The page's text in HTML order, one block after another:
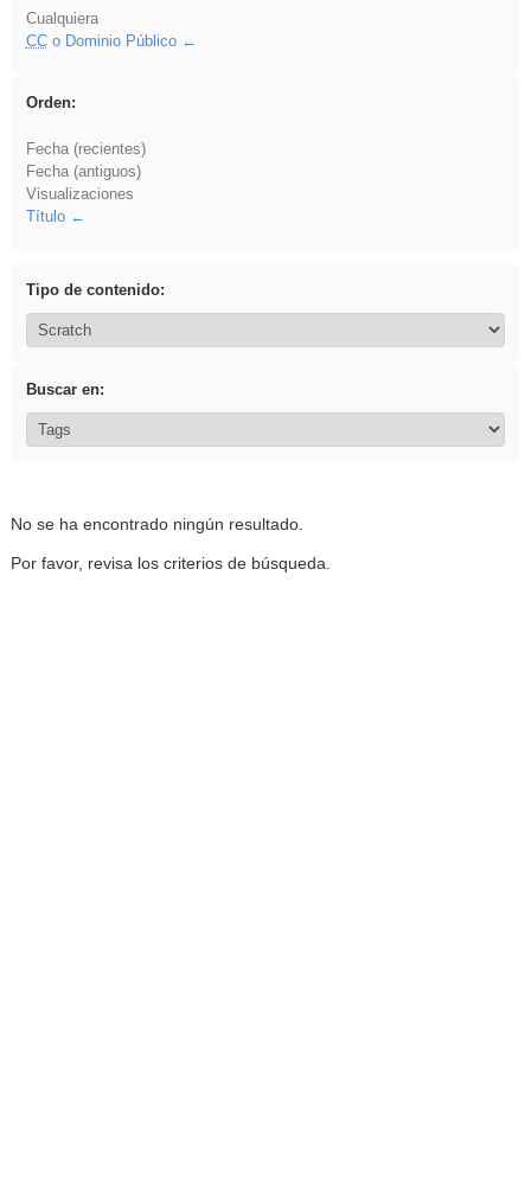
Cualquiera
CCo Dominio Público
Orden:
Fecha (recientes)
Fecha (antiguos)
Visualizaciones
Título
Tipo de contenido:
Buscar en:
No se ha encontrado ningún resultado.
Por favor, revisa los criterios de búsqueda.